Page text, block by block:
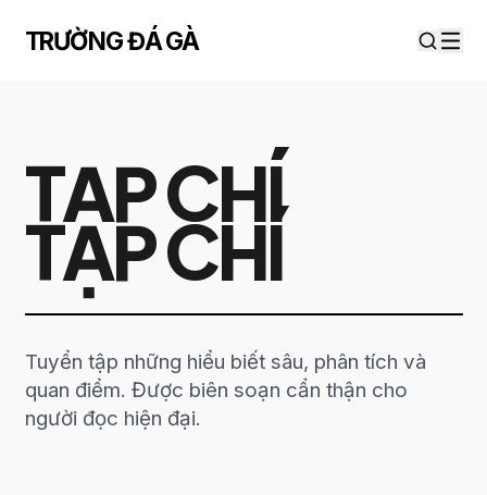
TRƯỜNG ĐÁ GÀ
TẠP CHÍ
TẠP CHÍ
Tuyển tập những hiểu biết sâu, phân tích và
quan điểm. Được biên soạn cẩn thận cho
người đọc hiện đại.